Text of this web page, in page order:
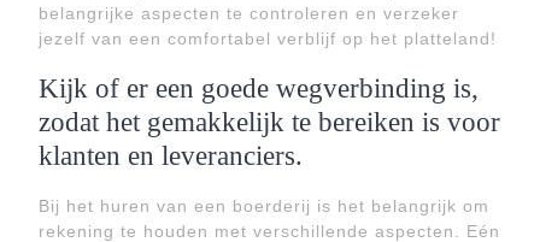
belangrijke aspecten te controleren en verzeker
jezelf van een comfortabel verblijf op het platteland!
Kijk of er een goede wegverbinding is,
zodat het gemakkelijk te bereiken is voor
klanten en leveranciers.
Bij het huren van een boerderij is het belangrijk om
rekening te houden met verschillende aspecten. Eén